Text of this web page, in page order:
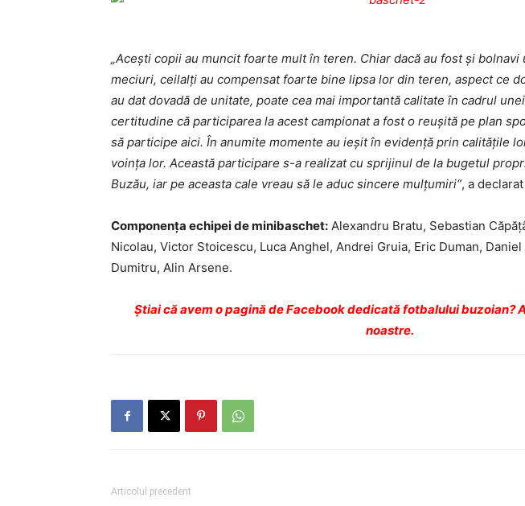
„Acești copii au muncit foarte mult în teren. Chiar dacă au fost și
meciuri, ceilalți au compensat foarte bine lipsa lor din teren, aspect ce
au dat dovadă de unitate, poate cea mai importantă calitate în cadrul
certitudine că participarea la acest campionat a fost o reușită pe plan
să participe aici. În anumite momente au ieșit în evidență prin calitățile
voința lor. Această participare s-a realizat cu sprijinul de la bugetul
Buzău, iar pe aceasta cale vreau să le aduc sincere mulțumiri“, a
Componența echipei de minibaschet: Alexandru Bra­tu, Sebastian
Nicolau, Victor Stoicescu, Luca Anghel, Andrei Gruia, Eric Duman,
Dumitru, Alin Arsene.
Ştiai că avem o pagină de Facebook dedicată fotbalului buzoian?
noastre.
Articolul precedent